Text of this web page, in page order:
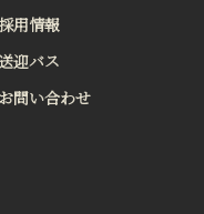
用情報
送迎バス
お問い合わせ